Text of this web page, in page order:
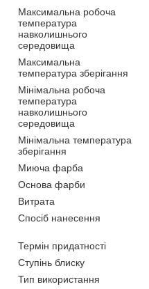
Максимальна робоча
температура
навколишнього
середовища
Максимальна
температура зберігання
Мінімальна робоча
температура
навколишнього
середовища
Мінімальна температура
зберігання
Миюча фарба
Основа фарби
Витрата
Спосіб нанесення
Термін придатності
Ступінь блиску
Тип використання